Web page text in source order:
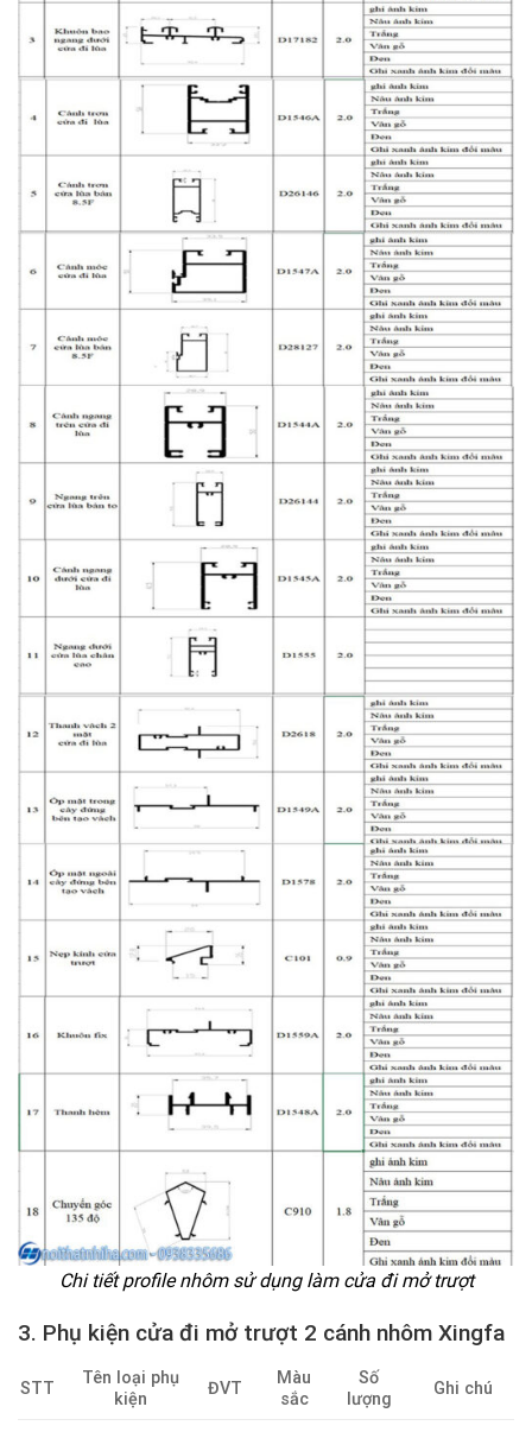
Chi tiết profile nhôm sử dụng làm cửa đi mở trượt
3. Phụ kiện cửa đi mở trượt 2 cánh nhôm Xingfa
STT
Tên loại phụ
kiện
ĐVT
Màu
sắc
Số
lượng
Ghi chú